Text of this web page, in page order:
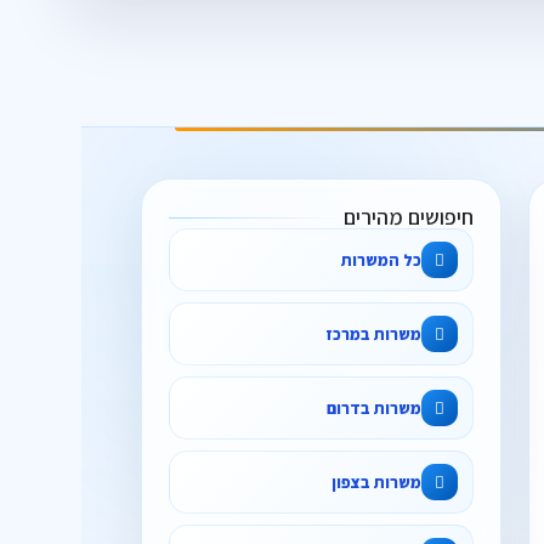
חיפושים מהירים
כל המשרות
משרות במרכז
משרות בדרום
משרות בצפון